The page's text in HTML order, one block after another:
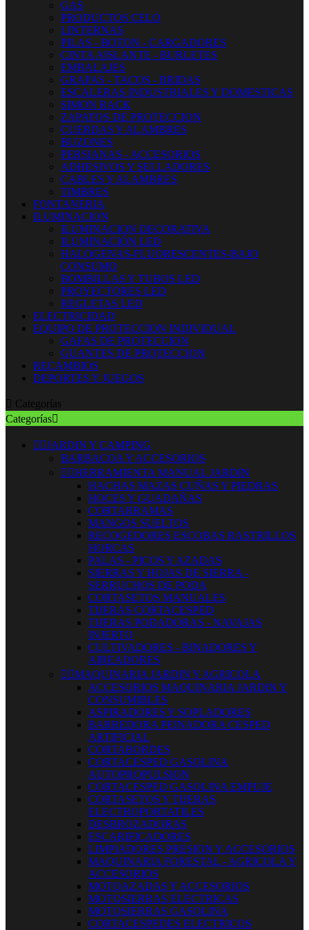
GAS
PRODUCTOS CELO
LINTERNAS
PILAS - BOTON - CARGADORES
CINTA AISLANTE - BURLETES
EMBALAJES
GRAPAS - TACOS - BRIDAS
ESCALERAS INDUSTRIALES Y DOMESTICAS
SIMON RACK
ZAPATOS DE PROTECCION
CUERDAS Y ALAMBRES
BUZONES
PERSIANAS - ACCESORIOS
ADHESIVOS Y SELLADORES
CABLES Y ALAMBRES
TIMBRES
FONTANERIA
ILUMINACION
ILUMINACION DECORATIVA
ILUMINACIÓN LED
HALOGENAS-FLUORESCENTES-BAJO
CONSUMO
BOMBILLAS Y TUBOS LED
PROYECTORES LED
REGLETAS LED
ELECTRICIDAD
EQUIPO DE PROTECCION INDIVIDUAL
GAFAS DE PROTECCION
GUANTES DE PROTECCION
RECAMBIOS
DEPORTES Y JUEGOS
 Categorías
Categorías
 JARDIN Y CAMPING
BARBACOA Y ACCESORIOS
 HERRAMIENTA MANUAL JARDIN
HACHAS MAZAS CUÑAS Y PIEDRAS
HOCES Y GUADAÑAS
CORTARRAMAS
MANGOS SUELTOS
RECOGEDORES ESCOBAS RASTRILLOS
HORCAS
PALAS - PICOS Y AZADAS
SIERRAS Y HOJAS DE SIERRA -
SERRUCHOS DE PODA
CORTASETOS MANUALES
TIJERAS CORTACESPED
TIJERAS PODADORAS - NAVAJAS
INJERTO
CULTIVADORES - BINADORES Y
AIREADORES
 MAQUINARIA JARDIN Y AGRICOLA
ACCESORIOS MAQUINARIA JARDIN Y
CONSUMIBLES
ASPIRADORES Y SOPLADORES
BARREDORA PEINADORA CESPED
ARTIFICIAL
CORTABORDES
CORTACESPED GASOLINA
AUTOPROPULSION
CORTACESPED GASOLINA EMPUJE
CORTASETOS Y TIJERAS
ELECTROPORTATILES
DESBROZADORAS
ESCARIFICADORES
LIMPIADORES PRESION Y ACCESORIOS
MAQUINARIA FORESTAL - AGRICOLA Y
ACCESORIOS
MOTOAZADAS Y ACCESORIOS
MOTOSIERRAS ELECTRICAS
MOTOSIERRAS GASOLINA
CORTACESPEDES ELECTRICOS